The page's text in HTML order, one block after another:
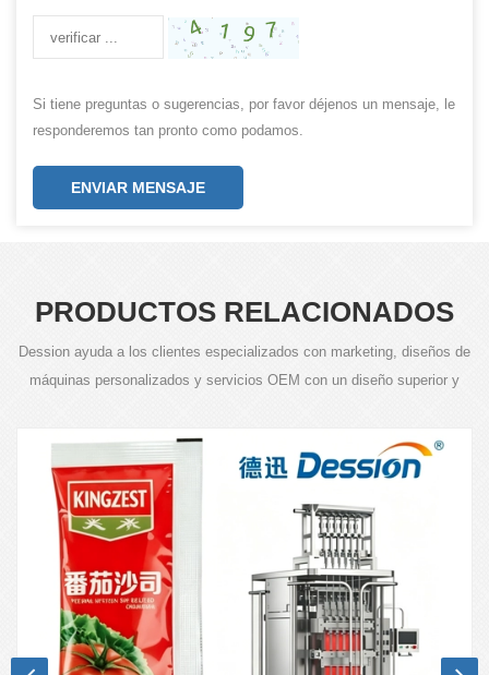
Si tiene preguntas o sugerencias, por favor déjenos un mensaje, le
responderemos tan pronto como podamos.
ENVIAR MENSAJE
PRODUCTOS RELACIONADOS
Dession ayuda a los clientes especializados con marketing, diseños de
máquinas personalizados y servicios OEM con un diseño superior y